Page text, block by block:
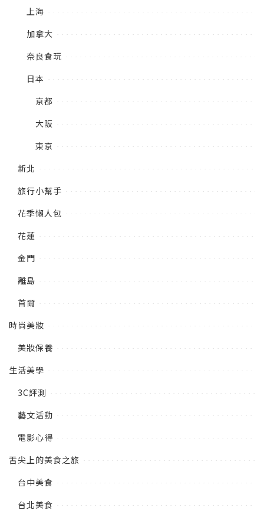
上海
加拿大
奈良食玩
日本
京都
大阪
東京
新北
旅行小幫手
花季懶人包
花蓮
金門
離島
首爾
時尚美妝
美妝保養
生活美學
3C評測
藝文活動
電影心得
舌尖上的美食之旅
台中美食
台北美食